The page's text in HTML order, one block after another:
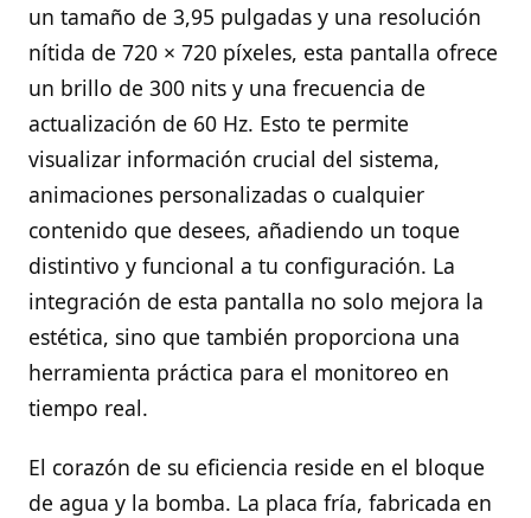
un tamaño de 3,95 pulgadas y una resolución
nítida de 720 × 720 píxeles, esta pantalla ofrece
un brillo de 300 nits y una frecuencia de
actualización de 60 Hz. Esto te permite
visualizar información crucial del sistema,
animaciones personalizadas o cualquier
contenido que desees, añadiendo un toque
distintivo y funcional a tu configuración. La
integración de esta pantalla no solo mejora la
estética, sino que también proporciona una
herramienta práctica para el monitoreo en
tiempo real.
El corazón de su eficiencia reside en el bloque
de agua y la bomba. La placa fría, fabricada en